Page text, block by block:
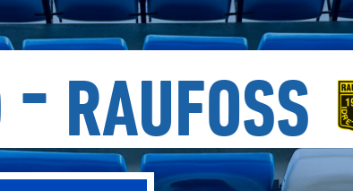
- RAUFOSS